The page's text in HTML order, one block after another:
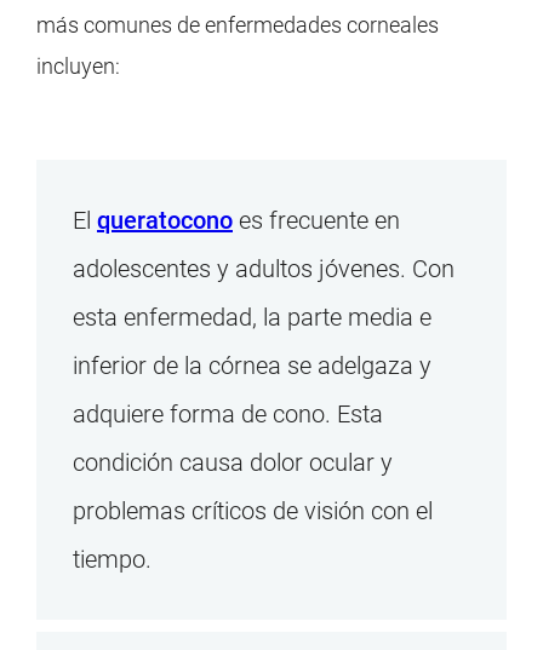
más comunes de enfermedades corneales
incluyen:
El queratocono es frecuente en
adolescentes y adultos jóvenes. Con
esta enfermedad, la parte media e
inferior de la córnea se adelgaza y
adquiere forma de cono. Esta
condición causa dolor ocular y
problemas críticos de visión con el
tiempo.